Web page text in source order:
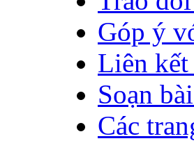
Góp ý
Liên kết
Soạn
Các